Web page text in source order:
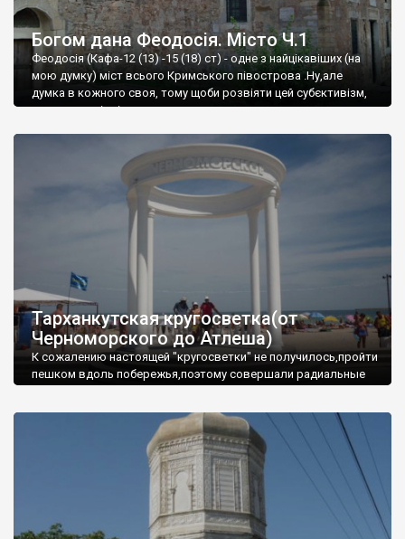
Богом дана Феодосія. Місто Ч.1
Феодосія (Кафа-12 (13) -15 (18) ст) - одне з найцікавіших (на
мою думку) міст всього Кримського півострова .Ну,але
думка в кожного своя, тому щоби розвіяти цей субєктивізм,
запрошую відвідати це
Тарханкутская кругосветка(от
Черноморского до Атлеша)
К сожалению настоящей "кругосветки" не получилось,пройти
пешком вдоль побережья,поэтому совершали радиальные